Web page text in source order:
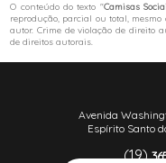
O conteúdo do texto "Camisas
reprodução, parcial ou total,
autor. Crime de violação de direito
de direitos autorais.
Avenida
Espírito Santo
(19)